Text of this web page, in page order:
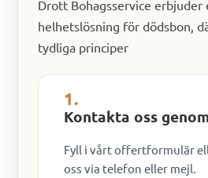
Drott Bohagsservice erbjuder
helhetslösning för dödsbon,
tydliga principer
1.
Kontakta oss
Fyll i vårt offertformulär
oss via telefon eller mejl.